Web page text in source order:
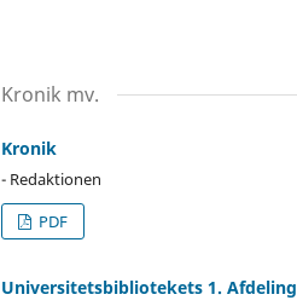
Kronik mv.
Kronik
- Redaktionen
PDF
Universitetsbibliotekets 1. Afdeling